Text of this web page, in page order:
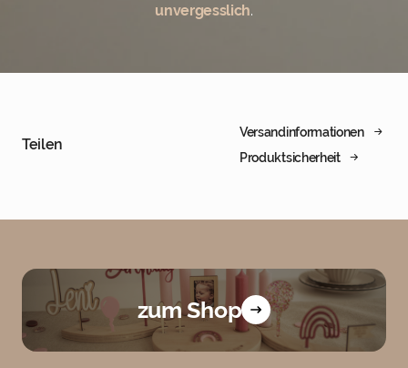
unvergesslich.
Teilen
Versandinformationen
Produktsicherheit
zum Shop